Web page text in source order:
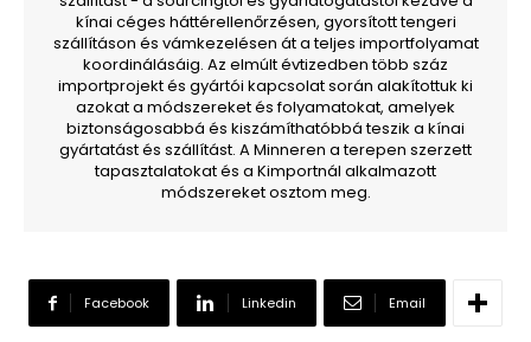
kínai céges háttérellenőrzésen, gyorsított tengeri
szállításon és vámkezelésen át a teljes importfolyamat
koordinálásáig. Az elmúlt évtizedben több száz
importprojekt és gyártói kapcsolat során alakítottuk ki
azokat a módszereket és folyamatokat, amelyek
biztonságosabbá és kiszámíthatóbbá teszik a kínai
gyártatást és szállítást. A Minneren a terepen szerzett
tapasztalatokat és a Kimportnál alkalmazott
módszereket osztom meg.
Facebook Linkedin Email